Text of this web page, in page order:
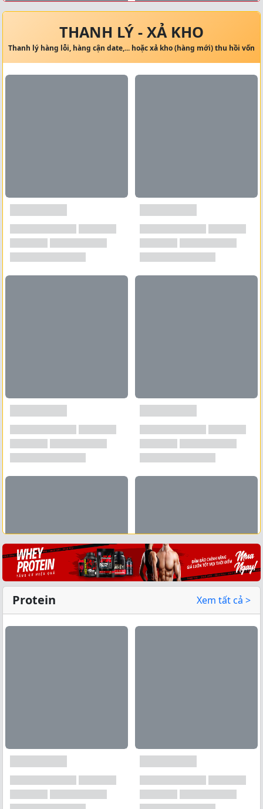
Xem tất cả →
THANH LÝ - XẢ KHO
Thanh lý hàng lỗi, hàng cận date,... hoặc xả kho (hàng mới) thu hồi vốn
Protein Xem tất cả >